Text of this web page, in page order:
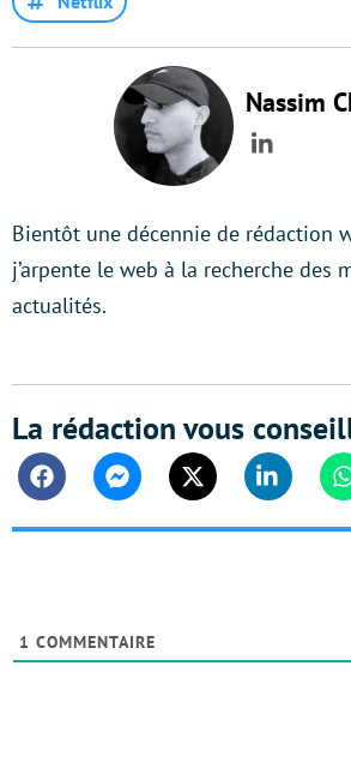
Nassim
LinkedIn
Bientôt une décennie de rédaction
j’arpente le web à la recherche des
actualités.
La rédaction vous
FacebookMessengerTwitter Linkedin
1 COMMENTAIRE